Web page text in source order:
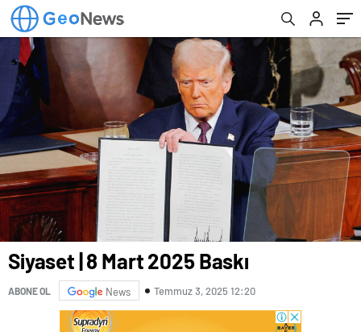
Siyaset | 8 Mart 2025 Baskı
ABONE OL News Temmuz 3, 2025 12:20